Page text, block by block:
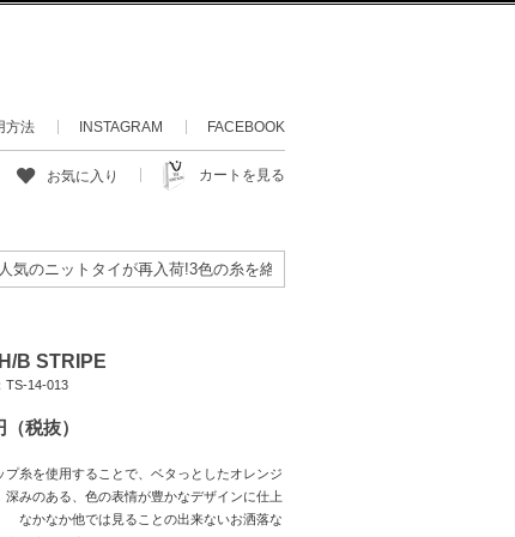
方法 INSTAGRAM FACEBOOK
お気に入り カートを見る
ットタイが再入荷!3色の糸を絡めて織り上げたあまり目にすることの
B STRIPE
TS-14-013
（税抜）
プ糸を使用することで、ベタっとしたオレンジ
深みのある、色の表情が豊かなデザインに仕上
なかなか他では見ることの出来ないお洒落な